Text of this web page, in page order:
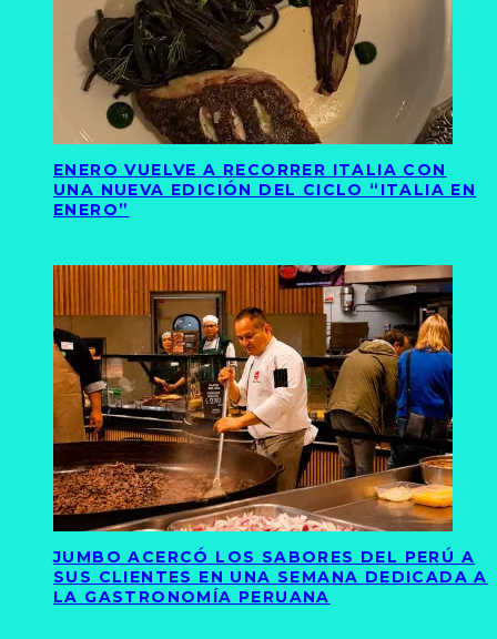
ENERO VUELVE A RECORRER ITALIA CON
UNA NUEVA EDICIÓN DEL CICLO “ITALIA EN
ENERO”
JUMBO ACERCÓ LOS SABORES DEL PERÚ A
SUS CLIENTES EN UNA SEMANA DEDICADA A
LA GASTRONOMÍA PERUANA